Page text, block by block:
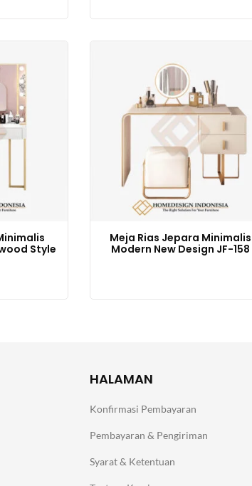
Style
Meja Rias Jepara Minimalis
Modern New Design JF-158
HALAMAN
Konfirmasi Pembayaran
Pembayaran & Pengiriman
Syarat & Ketentuan